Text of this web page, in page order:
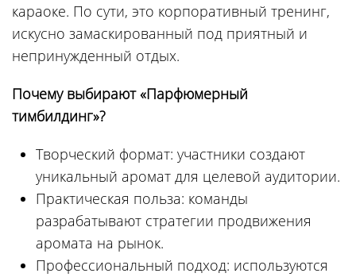
караоке. По сути, это корпоративный тренинг,
искусно замаскированный под приятный и
непринужденный отдых.
Почему выбирают «Парфюмерный
тимбилдинг»?
Творческий формат: участники создают
уникальный аромат для целевой аудитории.
Практическая польза: команды
разрабатывают стратегии продвижения
аромата на рынок.
Профессиональный подход: используются